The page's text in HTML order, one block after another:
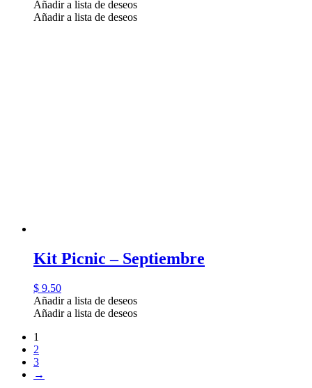
Añadir a lista de deseos
Añadir a lista de deseos
Kit Picnic – Septiembre
$ 9.50
Añadir a lista de deseos
Añadir a lista de deseos
1
2
3
→